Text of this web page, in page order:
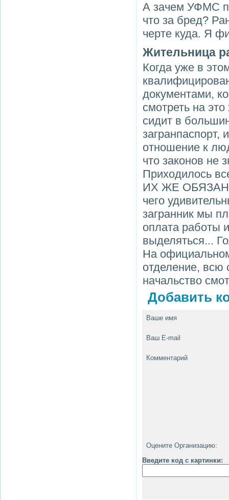
А зачем УФМС
что за бред?
черте куда. Я
Жительница
Когда уже в
документами,
смотреть на
сидит в
отношение к
что законов не
Приходилось
ИХ ЖЕ
чего
загранник мы
оплата работы
выделяться...
На
отделение, всю
начальство
Добавить
Ваше имя
Ваш E-mail
Комментарий
Оцените Организацию:
Введите код с картинки: